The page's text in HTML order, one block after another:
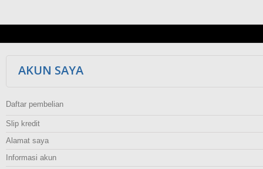
AKUN SAYA
Daftar pembelian
Slip kredit
Alamat saya
Informasi akun